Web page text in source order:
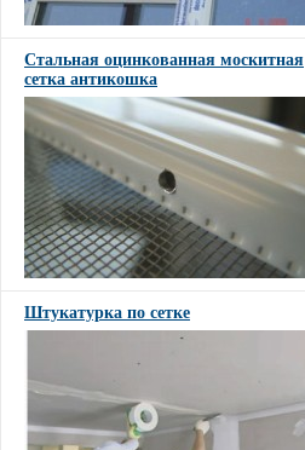
Стальная оцинкованная москитная
сетка антикошка
Штукатурка по сетке